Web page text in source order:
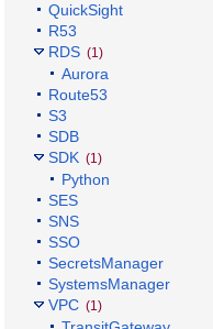
QuickSight
R53
RDS (1)
Aurora
Route53
S3
SDB
SDK (1)
Python
SES
SNS
SSO
SecretsManager
SystemsManager
VPC (1)